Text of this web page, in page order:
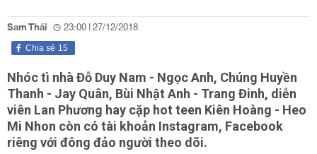
Sam Thái 23:00 | 27/12/2018
15
Chia sẻ
Nhóc tì nhà Đỗ Duy Nam - Ngọc Anh, Chúng Huyền
Thanh - Jay Quân, Bùi Nhật Anh - Trang Đinh, diễn
viên Lan Phương hay cặp hot teen Kiên Hoàng - Heo
Mi Nhon còn có tài khoản Instagram, Facebook
riêng với đông đảo người theo dõi.